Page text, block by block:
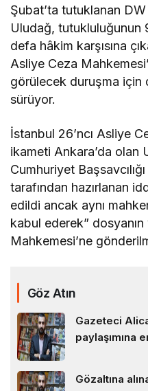
Şubat’ta tutuklanan
Uludağ, tutukluluğunun
defa hâkim karşısına
Asliye Ceza
görülecek duruşma için
sürüyor.
İstanbul 26’ncı Asliye
ikameti Ankara’da olan
Cumhuriyet
tarafından hazırlanan
edildi ancak aynı
kabul ederek”
Mahkemesi’ne
Göz Atın
Gazeteci
paylaşımına
Gözaltına